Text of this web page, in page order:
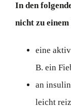
In den
nicht zu einem
eine
B. ein
an
leicht